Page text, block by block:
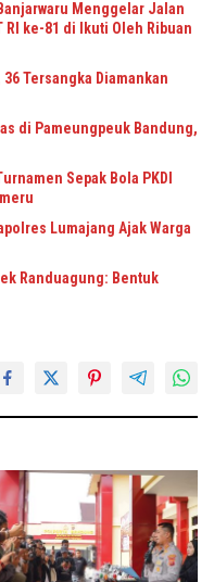
Menggelar Jalan
RI ke-81 di Ikuti Oleh Ribuan
Tersangka Diamankan
di Pameungpeuk Bandung,
Sepak Bola PKDI
Lumajang Ajak Warga
Randuagung: Bentuk